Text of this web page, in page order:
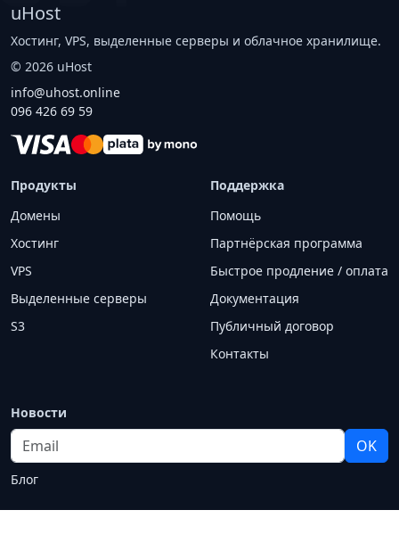
uHost
Хостинг, VPS, выделенные серверы и облачное хранилище.
© 2026 uHost
info@uhost.online
096 426 69 59
Продукты
Домены
Хостинг
VPS
Выделенные серверы
S3
Поддержка
Помощь
Партнёрская программа
Быстрое продление / оплата
Документация
Публичный договор
Контакты
Новости
Email OK
Блог